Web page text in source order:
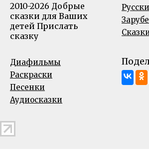
2010-2026 Добрые
сказки для Ваших
детей Прислать
сказку
Диафильмы
Раскраски
Песенки
Аудиосказки